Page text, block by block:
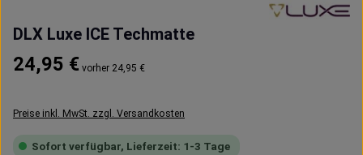
DLX Luxe ICE Techmatte
Regulärer Preis:
24,95 € vorher 24,95 €
Preise inkl. MwSt. zzgl. Versandkosten
Sofort verfügbar, Lieferzeit: 1-3 Tage